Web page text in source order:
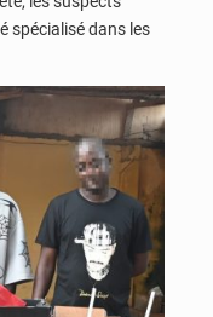
spécialisé dans les